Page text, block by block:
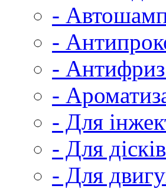
-
-
-
-
- Для
- Для
- Для